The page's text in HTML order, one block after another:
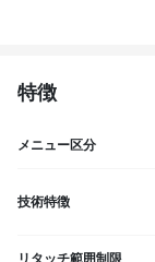
特徴
メニュー区分
技術特徴
リタッチ範囲制限